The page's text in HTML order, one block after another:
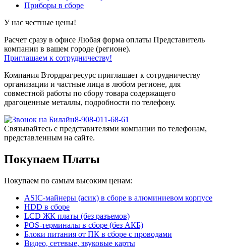
Приборы в сборе
У нас честные цены!
Расчет сразу в офисе Любая форма оплаты Представитель
компании в вашем городе (регионе).
Приглашаем к сотрудничеству!
Компания Втордрагресурс приглашает к сотрудничеству
организации и частные лица в любом регионе, для
совместной работы по сбору товара содержащего
драгоценные металлы, подробности по телефону.
8-908-011-68-61
Связывайтесь с представителями компании по телефонам,
представленным на сайте.
Покупаем Платы
Покупаем по самым высоким ценам:
ASIC-майнеры (асик) в сборе в алюминиевом корпусе
HDD в сборе
LCD ЖК платы (без разъемов)
POS-терминалы в сборе (без АКБ)
Блоки питания от ПК в сборе с проводами
Видео, сетевые, звуковые карты